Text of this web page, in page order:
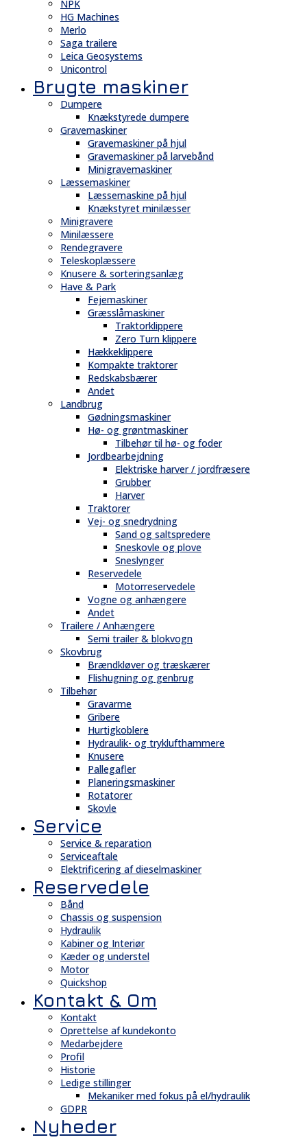
NPK
HG Machines
Merlo
Saga trailere
Leica Geosystems
Unicontrol
Brugte maskiner
Dumpere
Knækstyrede dumpere
Gravemaskiner
Gravemaskiner på hjul
Gravemaskiner på larvebånd
Minigravemaskiner
Læssemaskiner
Læssemaskine på hjul
Knækstyret minilæsser
Minigravere
Minilæssere
Rendegravere
Teleskoplæssere
Knusere & sorteringsanlæg
Have & Park
Fejemaskiner
Græsslåmaskiner
Traktorklippere
Zero Turn klippere
Hækkeklippere
Kompakte traktorer
Redskabsbærer
Andet
Landbrug
Gødningsmaskiner
Hø- og grøntmaskiner
Tilbehør til hø- og foder
Jordbearbejdning
Elektriske harver / jordfræsere
Grubber
Harver
Traktorer
Vej- og snedrydning
Sand og saltspredere
Sneskovle og plove
Sneslynger
Reservedele
Motorreservedele
Vogne og anhængere
Andet
Trailere / Anhængere
Semi trailer & blokvogn
Skovbrug
Brændkløver og træskærer
Flishugning og genbrug
Tilbehør
Gravarme
Gribere
Hurtigkoblere
Hydraulik- og tryklufthammere
Knusere
Pallegafler
Planeringsmaskiner
Rotatorer
Skovle
Service
Service & reparation
Serviceaftale
Elektrificering af dieselmaskiner
Reservedele
Bånd
Chassis og suspension
Hydraulik
Kabiner og Interiør
Kæder og understel
Motor
Quickshop
Kontakt & Om
Kontakt
Oprettelse af kundekonto
Medarbejdere
Profil
Historie
Ledige stillinger
Mekaniker med fokus på el/hydraulik
GDPR
Nyheder